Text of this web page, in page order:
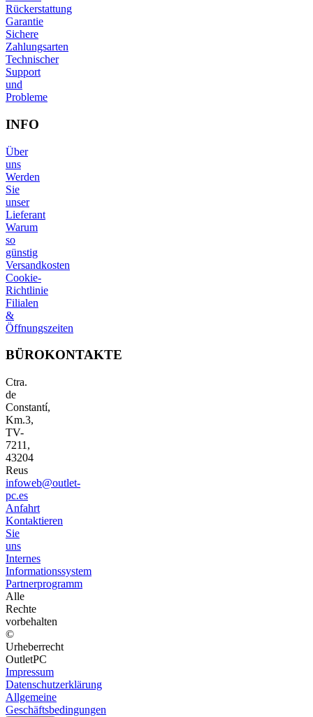
Rückerstattung
Garantie
Sichere
Zahlungsarten
Technischer
Support
und
Probleme
INFO
Über
uns
Werden
Sie
unser
Lieferant
Warum
so
günstig
Versandkosten
Cookie-
Richtlinie
Filialen
&
Öffnungszeiten
BÜROKONTAKTE
Ctra.
de
Constantí,
Km.3,
TV-
7211,
43204
Reus
infoweb@outlet-
pc.es
Anfahrt
Kontaktieren
Sie
uns
Internes
Informationssystem
Partnerprogramm
Alle
Rechte
vorbehalten
©
Urheberrecht
OutletPC
Impressum
Datenschutzerklärung
Allgemeine
Geschäftsbedingungen